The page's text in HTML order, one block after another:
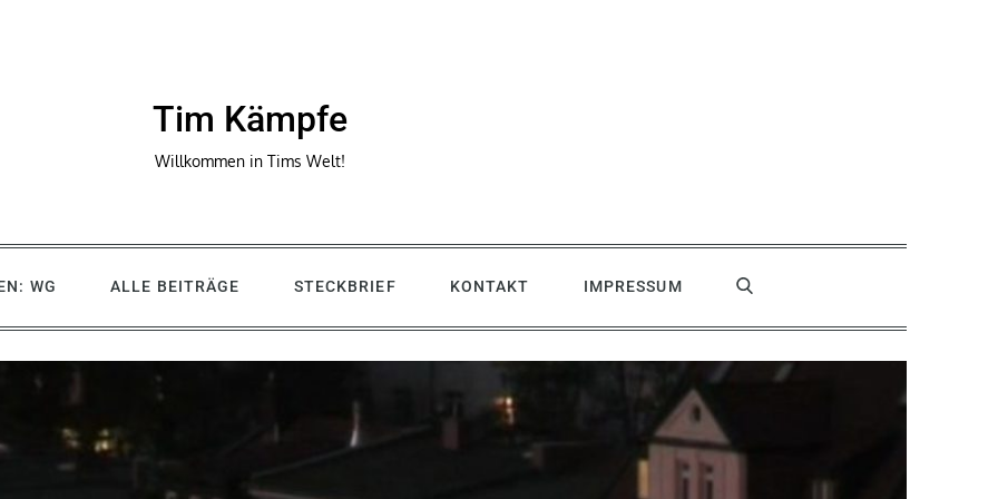
Tim Kämpfe
Willkommen in Tims Welt!
WG ALLE BEITRÄGE STECKBRIEF KONTAKT IMPRESSUM